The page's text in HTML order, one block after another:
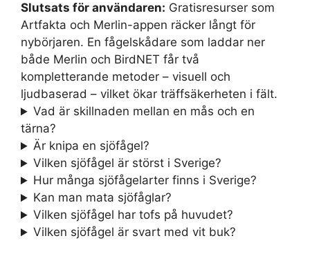
Slutsats för användaren: Gratisresurser som
Artfakta och Merlin-appen räcker långt för
nybörjaren. En fågelskådare som laddar ner
både Merlin och BirdNET får två
kompletterande metoder – visuell och
ljudbaserad – vilket ökar träffsäkerheten i fält.
Vad är skillnaden mellan en mås och en
tärna?
Är knipa en sjöfågel?
Vilken sjöfågel är störst i Sverige?
Hur många sjöfågelarter finns i Sverige?
Kan man mata sjöfåglar?
Vilken sjöfågel har tofs på huvudet?
Vilken sjöfågel är svart med vit buk?